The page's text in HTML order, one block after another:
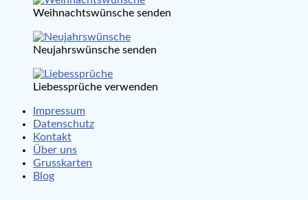
Weihnachtswünsche senden
Neujahrswünsche senden
Liebessprüche verwenden
Impressum
Datenschutz
Kontakt
Über uns
Grusskarten
Blog